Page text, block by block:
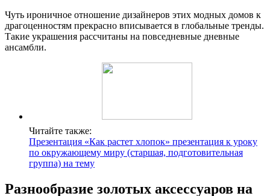
Чуть ироничное отношение дизайнеров этих модных домов к
драгоценностям прекрасно вписывается в глобальные тренды.
Такие украшения рассчитаны на повседневные дневные
ансамбли.
Читайте также:
Презентация «Как растет хлопок» презентация к уроку
по окружающему миру (старшая, подготовительная
группа) на тему
Разнообразие золотых аксессуаров на